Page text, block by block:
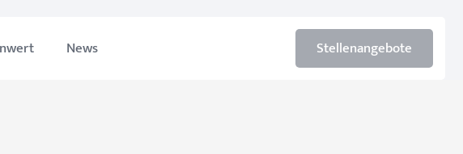
News Stellenangebote